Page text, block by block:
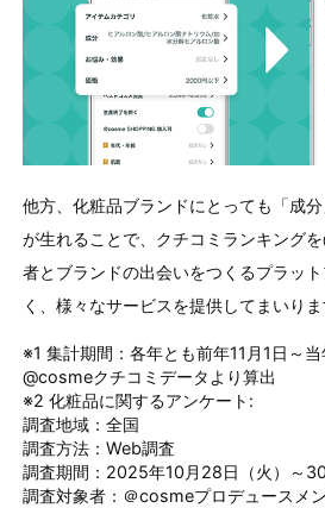
他方、化粧品ブランドにとっても「成
が生れることで、クチコミランキング
者とブランドの出会いをつくるプラッ
く、様々なサービスを提供してまいりま
※1 集計期間：各年とも前年11月1日～
@cosmeクチコミデータより算出
※2 化粧品に関するアンケート:
調査地域：全国
調査方法：Web調査
調査期間：2025年10月28日（火）～30
調査対象者：＠cosmeプロデュースメ